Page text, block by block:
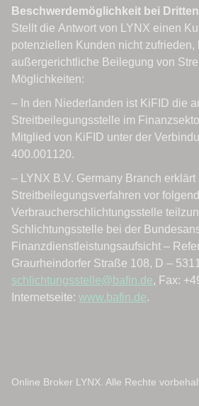
Online Broker LYNX. Alle Rechte